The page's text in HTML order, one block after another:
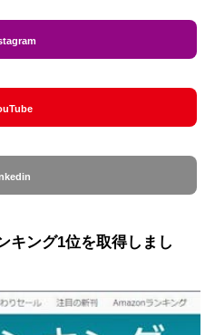
キング1位を取得しまし